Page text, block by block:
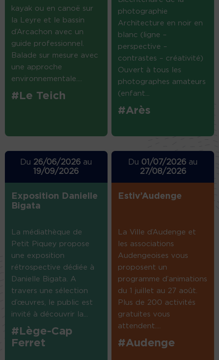
kayak ou en canoë sur
la Leyre et le bassin
d’Arcachon avec un
guide professionnel.
Balade sur mesure avec
une approche
environnementale....
#Le Teich
photographie
Architecture en noir en
blanc (ligne –
perspective –
contrastes – créativité)
Ouvert à tous les
photographes amateurs
(enfant...
#Arès
Du 26/06/2026 au
19/09/2026
Exposition Danielle
Bigata
La médiathèque de
Petit Piquey propose
une exposition
rétrospective dédiée à
Danielle Bigata. A
travers une sélection
d’œuvres, le public est
invité à découvrir la...
#Lège-Cap
Ferret
Du 01/07/2026 au
27/08/2026
Estiv’Audenge
La Ville d’Audenge et
les associations
Audengeoises vous
proposent un
programme d’animations
du 1 juillet au 27 août.
Plus de 200 activités
gratuites vous
attendent....
#Audenge